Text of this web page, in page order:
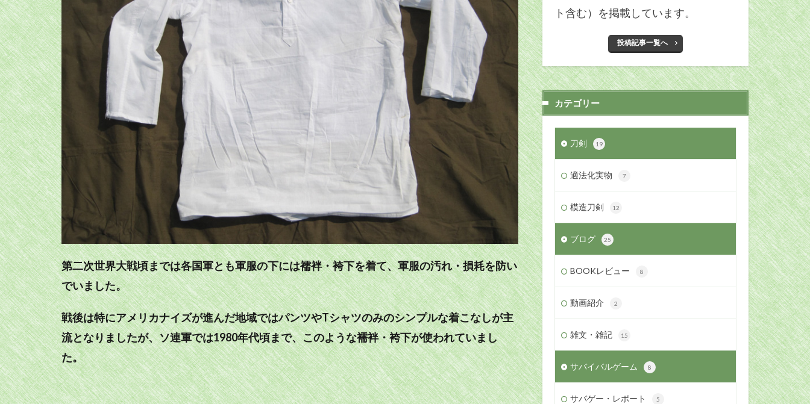
第二次世界大戦頃までは各国軍とも軍服の下には襦袢・袴下を着て、軍服の汚れ・損耗を防い
でいました。
戦後は特にアメリカナイズが進んだ地域ではパンツやTシャツのみのシンプルな着こなしが主
流となりましたが、ソ連軍では1980年代頃まで、このような襦袢・袴下が使われていまし
た。
ト含む）を掲載しています。
投稿記事一覧へ
カテゴリー
刀剣 19
適法化実物 7
模造刀剣 12
ブログ 25
BOOKレビュー 8
動画紹介 2
雑文・雑記 15
サバイバルゲーム 8
サバゲー・レポート 5